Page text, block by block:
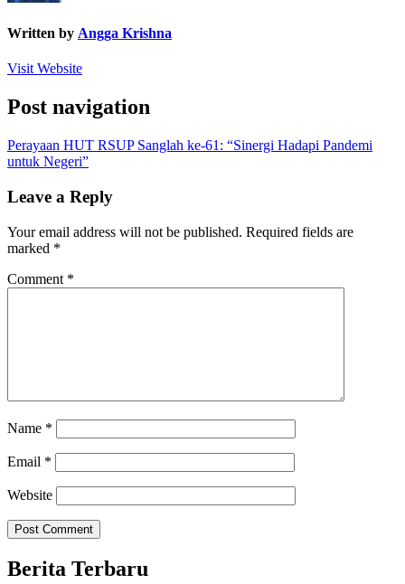
Written by Angga Krishna
Visit Website
Post navigation
Perayaan HUT RSUP Sanglah ke-61: “Sinergi Hadapi Pandemi
untuk Negeri”
Leave a Reply
Your email address will not be published. Required fields are
marked *
Comment *
Name *
Email *
Website
Berita Terbaru